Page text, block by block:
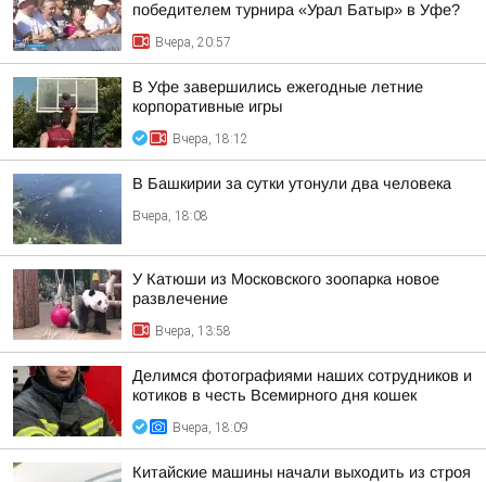
победителем турнира «Урал Батыр» в Уфе?
Вчера, 20:57
В Уфе завершились ежегодные летние
корпоративные игры
Вчера, 18:12
В Башкирии за сутки утонули два человека
Вчера, 18:08
У Катюши из Московского зоопарка новое
развлечение
Вчера, 13:58
Делимся фотографиями наших сотрудников и
котиков в честь Всемирного дня кошек
Вчера, 18:09
Китайские машины начали выходить из строя